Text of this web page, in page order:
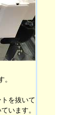
。
を抜いて
います。